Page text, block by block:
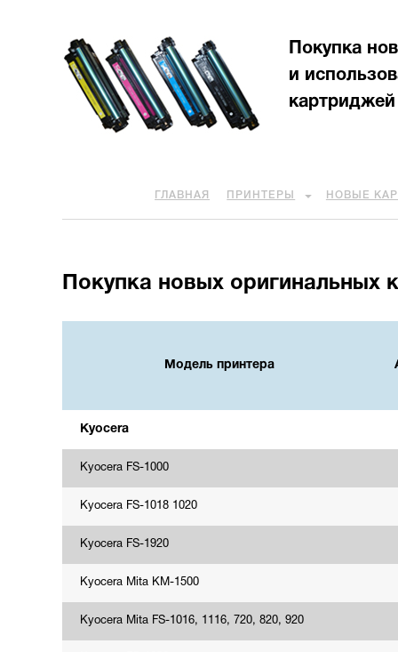
Покупка
и
картриджей
ГЛАВНАЯ ПРИНТЕРЫ НОВЫЕ
Покупка новых оригинальных
Модель принтера
Kyocera
Kyocera FS-1000
Kyocera FS-1018 1020
Kyocera FS-1920
Kyocera Mita KM-1500
Kyocera Mita FS-1016, 1116, 720, 820, 920